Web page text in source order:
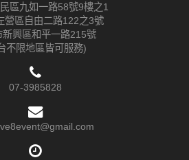
區九如一路58號9樓之1
營區自由二路122之3號
新興區和平一路215號
不限地區皆可服務)
07-3985828